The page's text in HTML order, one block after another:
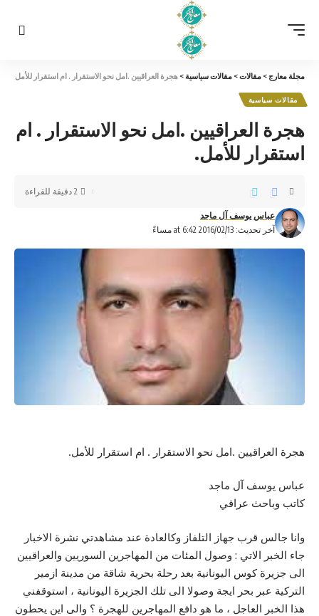
مجلة معارج> مقالات> مقالات سياسية> هجرة العراقيين .امل نحو الاستقرار . ام استقرار للأمل.
مقالات سياسية
هجرة العراقيين .امل نحو الاستقرار . ام
استقرار للأمل.
آخر تحديث: 2016/02/13 at 6:42 مساءً
عباس يوسف آل ماجد
2 دقيقة للقراءة
هجرة العراقيين .امل نحو الاستقرار . ام استقرار للأمل.
عباس يوسف آل ماجد
كاتب وباحث عراقي
وانا جالس قرب جهاز التلفاز وكالعادة عند مشاهدتي نشرة الاخبار
جاء الخبر الاتي : وصول المئات من المهاجرين السوريين والعراقيين
الى جزيرة كوس اليونانية بعد رحلة بحرية شاقة من مدينة ازمير
التركية عبر بحر ايجة وصولا الى تلك الجزيرة اليونانية ، استوقفني
هذا الخبر العاجل ، ما هو دافع المهاجرين للهجرة ؟ والى اين يحطون